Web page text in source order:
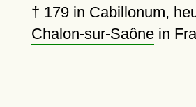
† 179in Cabillonum,
Chalon-sur-Saônein